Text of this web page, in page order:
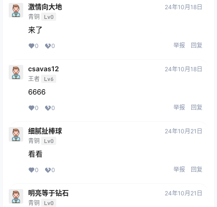
激情向大地
青铜 Lv0
24年10月18日
来了
0 0 举报 回复
csavas12
王者 Lv6
24年10月18日
6666
0 0 举报 回复
细腻扯棒球
青铜 Lv0
24年10月21日
看看
0 0 举报 回复
明亮等于钻石
青铜 Lv0
24年10月21日